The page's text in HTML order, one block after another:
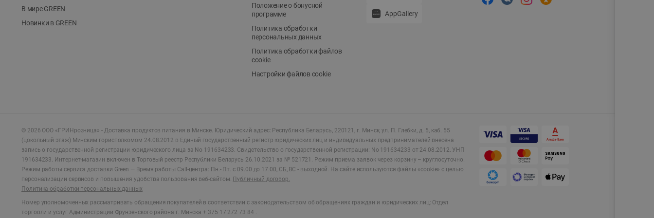
В мире GREEN
Новинки в GREEN
Положение о бонусной
программе
Политика обработки
персональных данных
Политика обработки файлов
cookie
Настройки файлов cookie
AppGallery
© 2026 ООО «ГРИНрозница» - Доставка продуктов питания в Минске. Юридический адрес: Республика Беларусь, 220121, г. Минск, ул. П. Глебки, д. 5, каб. 55
(цокольный этаж) Минским горисполкомом 24.08.2012 в Единый государственный регистр юридических лиц и индивидуальных предпринимателей внесена
запись о государственной регистрации юридического лица за No 191634233. Свидетельство о государственной регистрации: No 191634233 от 24.08.2012. УНП
191634233. Интернет-магазин включен в Торговый реестр Республики Беларусь 26.10.2021 за № 521721. Режим приема заявок через корзину – круглосуточно.
Режим работы сервиса доставки Green — Время работы Call-центра: Пн.- Пт. с 09.00 до 17.00, СБ, ВС - выходной. На сайте используются файлы «cookie» с целью
персонализации сервисов и повышения удобства пользования веб-сайтом. Публичный договор.
Политика обработки персональных данных
Номер уполномоченных рассматривать обращения покупателей в соответствии с законодательством об обращениях граждан и юридических лиц: Отдел
торговли и услуг Администрации Фрунзенского района г. Минска + 375 17 272 73 84 .